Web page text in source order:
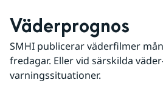
Väderprognos
SMHI publicerar väderfilmer
fredagar. Eller vid särskilda
varningssituationer.